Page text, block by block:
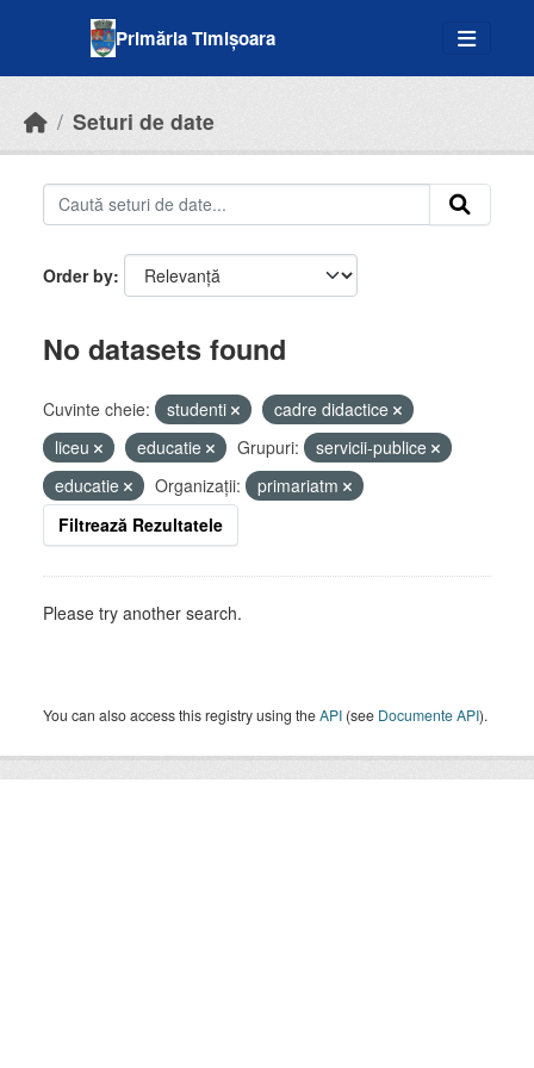
Primăria Timișoara
Seturi de date
Order by
No datasets found
Cuvinte cheie: studenti
cadre didactice
liceu
educatie Grupuri:
servicii-publice
educatie
Organizații:
primariatm
Filtrează Rezultatele
Please try another search.
You can also access this registry using theAPI (see Documente API).